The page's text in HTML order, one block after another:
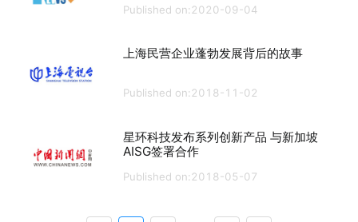
Published on:2020-09-04
上海民营企业蓬勃发展背后的故事
Published on:2018-11-02
星环科技发布系列创新产品 与新加坡
AISG签署合作
Published on:2018-05-07